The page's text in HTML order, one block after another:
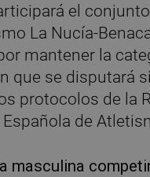
el conjunto
La Nucía-
mantener la
que se disputará
protocolos de la
de
masculina